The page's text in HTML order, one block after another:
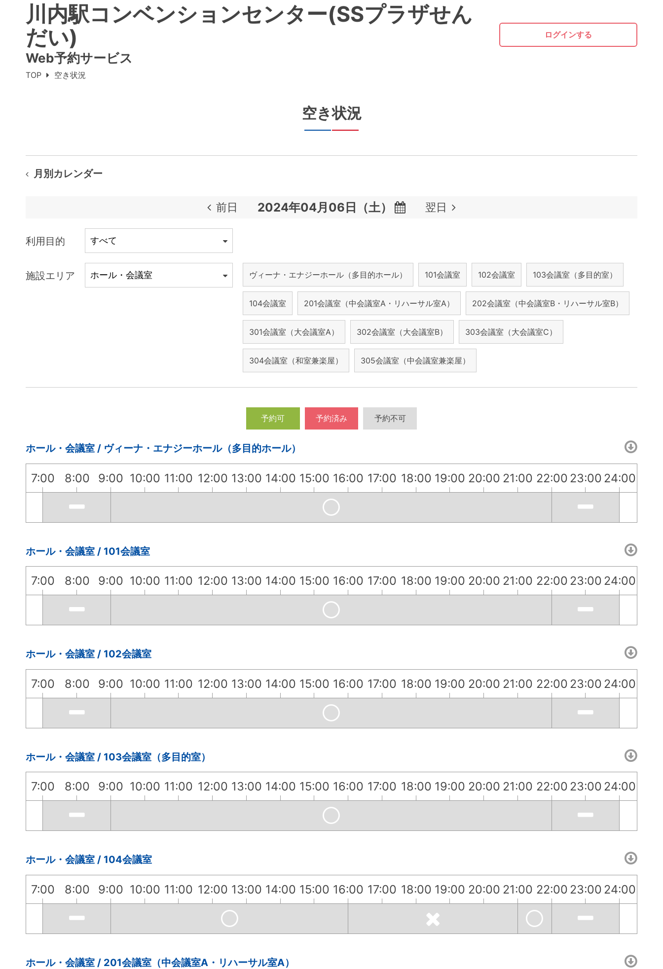
川内駅コンベンションセンター(SSプラザせん
だい)
Web予約サービス
ログインする
TOP 空き状況
空き状況
月別カレンダー
前日  翌日
利用目的
施設エリア ヴィーナ・エナジーホール（多目的ホール） 101会議室 102会議室 103会議室（多目的室）
104会議室 201会議室（中会議室A・リハーサル室A） 202会議室（中会議室B・リハーサル室B）
301会議室（大会議室A） 302会議室（大会議室B） 303会議室（大会議室C）
304会議室（和室兼楽屋） 305会議室（中会議室兼楽屋）
予約可 予約済み 予約不可
ホール・会議室 / ヴィーナ・エナジーホール（多目的ホール）
7:00 8:00 9:00 10:00 11:00 12:00 13:00 14:00 15:00 16:00 17:00 18:00 19:00 20:00 21:00 22:00 23:00 24:00
ホール・会議室 / 101会議室
7:00 8:00 9:00 10:00 11:00 12:00 13:00 14:00 15:00 16:00 17:00 18:00 19:00 20:00 21:00 22:00 23:00 24:00
ホール・会議室 / 102会議室
7:00 8:00 9:00 10:00 11:00 12:00 13:00 14:00 15:00 16:00 17:00 18:00 19:00 20:00 21:00 22:00 23:00 24:00
ホール・会議室 / 103会議室（多目的室）
7:00 8:00 9:00 10:00 11:00 12:00 13:00 14:00 15:00 16:00 17:00 18:00 19:00 20:00 21:00 22:00 23:00 24:00
ホール・会議室 / 104会議室
7:00 8:00 9:00 10:00 11:00 12:00 13:00 14:00 15:00 16:00 17:00 18:00 19:00 20:00 21:00 22:00 23:00 24:00
ホール・会議室 / 201会議室（中会議室A・リハーサル室A）